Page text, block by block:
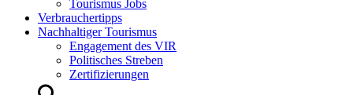
Tourismus Jobs
Verbrauchertipps
Nachhaltiger Tourismus
Engagement des VIR
Politisches Streben
Zertifizierungen